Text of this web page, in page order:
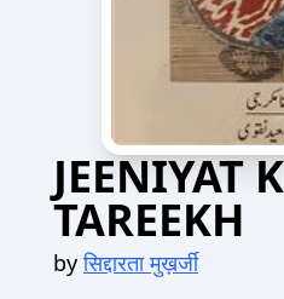
JEENIYAT
TAREEKH
byसिद्दारता मुख़र्जी